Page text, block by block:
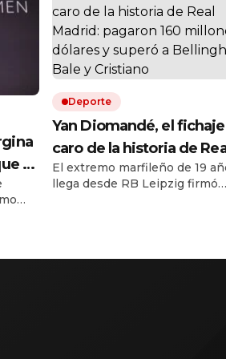
se
Deporte
Yan Diomandé, el
caro de la historia de
Madrid: pagaron 160
de dólares y superó a
El extremo marfileño de 19
llega desde RB Leipzig firmó
las marcas que el club había